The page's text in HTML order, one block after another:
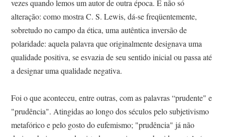
vezes quando lemos um autor de outra época. E não só
alteração: como mostra C. S. Lewis, dá-se freqüentemente,
sobretudo no campo da ética, uma autêntica inversão de
polaridade: aquela palavra que originalmente designava uma
qualidade positiva, se esvazia de seu sentido inicial ou passa até
a designar uma qualidade negativa.
Foi o que aconteceu, entre outras, com as palavras “prudente" e
"prudência". Atingidas ao longo dos séculos pelo subjetivismo
metafórico e pelo gosto do eufemismo; "prudência" já não